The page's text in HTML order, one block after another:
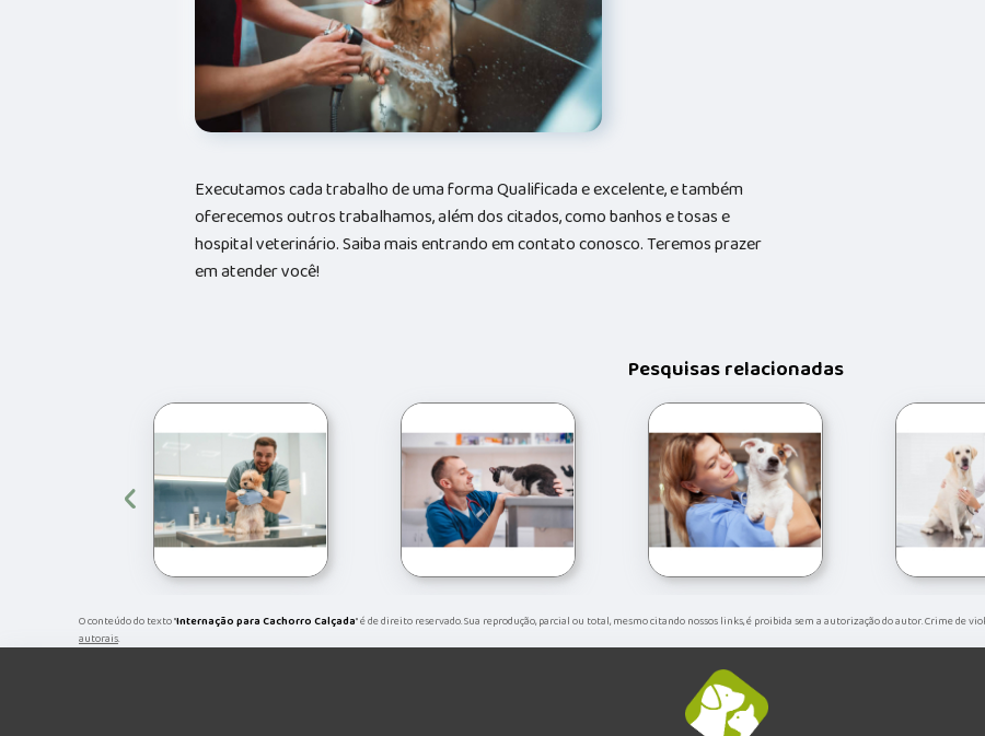
Executamos cada trabalho de uma forma Qualificada e excelente, e também
oferecemos outros trabalhamos, além dos citados, como banhos e tosas e
hospital veterinário. Saiba mais entrando em contato conosco. Teremos prazer
em atender você!
Pesquisas relacionadas
‹
O conteúdo do texto "Internação para Cachorro Calçada" é de direito reservado. Sua reprodução, parcial ou total, mesmo citando nossos links, é proibida sem a autorização do autor. Crime de
autorais.